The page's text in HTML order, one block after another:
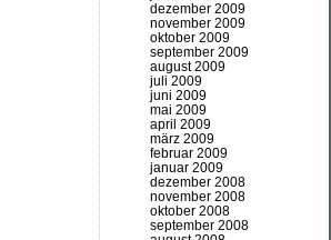
dezember 2009
november 2009
oktober 2009
september 2009
august 2009
juli 2009
juni 2009
mai 2009
april 2009
märz 2009
februar 2009
januar 2009
dezember 2008
november 2008
oktober 2008
september 2008